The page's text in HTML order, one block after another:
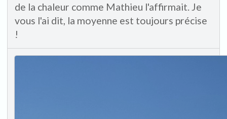
de la chaleur comme Mathieu l'affirmait. Je
vous l'ai dit, la moyenne est toujours précise
!